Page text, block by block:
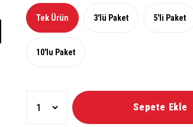
Tek Ürün 3'lü Paket 5'li Paket
10'lu Paket
Sepete Ekle